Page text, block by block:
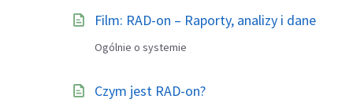
Film: RAD-on – Raporty, analizy i dane
Ogólnie o systemie
Czym jest RAD-on?